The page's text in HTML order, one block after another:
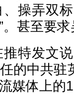
操弄双
甚至要求
特发文
的中共驻
媒体上的